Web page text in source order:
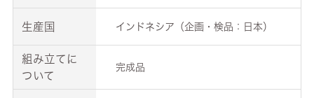
生産国 インドネシア（企画・検品：日本）
組み立てに
ついて
完成品